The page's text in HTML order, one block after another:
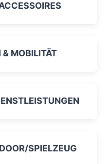
& MOBILITÄT
SPIELZEUG